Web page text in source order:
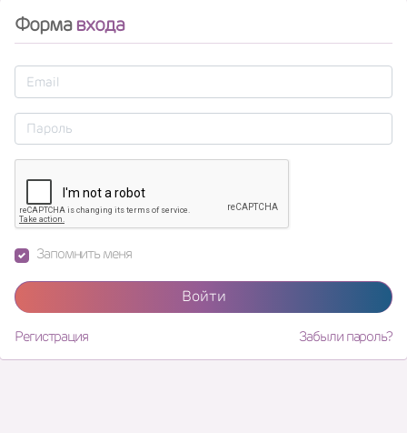
Формавхода
Запомнить меня
Войти
Регистрация Забыли пароль?